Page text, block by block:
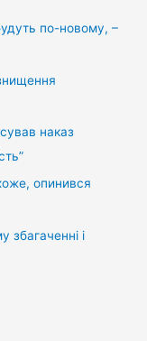
по-новому, –
наказ
опинився
збагаченні і